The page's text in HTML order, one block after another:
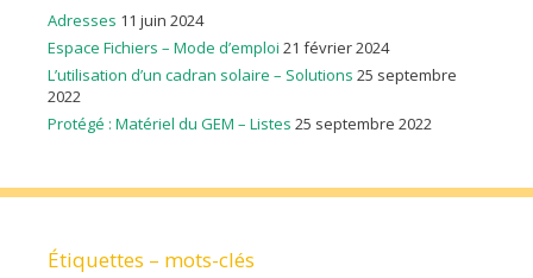
Adresses 11 juin 2024
Espace Fichiers – Mode d’emploi 21 février 2024
L’utilisation d’un cadran solaire – Solutions 25 septembre
2022
Protégé : Matériel du GEM – Listes 25 septembre 2022
Étiquettes – mots-clés